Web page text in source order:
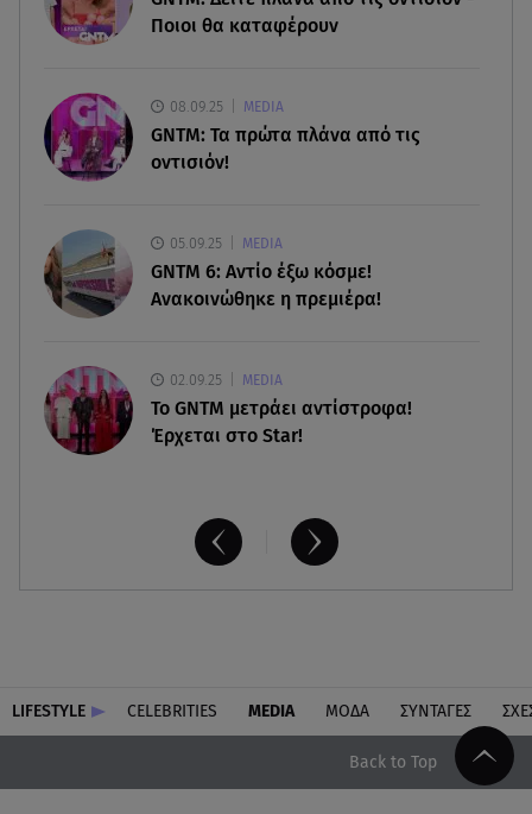
06.08.26 , 18:35
Καιρός: Επιστρέφουν οι ισχυροί άνεμοι - Υψηλός
06.08.26 , 18:30
Ελενα Τσαβαλιά: Η throwback φωτογραφία της
με μπικίνι!
06.08.26 , 18:12
Τουρισμός για Όλους 2026-2027: Ποια ΑΦΜ
κάνουν σήμερα αίτηση
Ποιοι θα καταφέρουν
08.09.25 MEDIA
GNTM: Τα πρώτα πλάνα από τις
οντισιόν!
05.09.25 MEDIA
GNTM 6: Αντίο έξω κόσμε!
Ανακοινώθηκε η πρεμιέρα!
02.09.25 MEDIA
Το GNTM μετράει αντίστροφα!
Έρχεται στο Star!
LIFESTYLE CELEBRITIES MEDIA ΜΟΔΑ ΣΥΝΤΑΓΕΣ
Back to Top